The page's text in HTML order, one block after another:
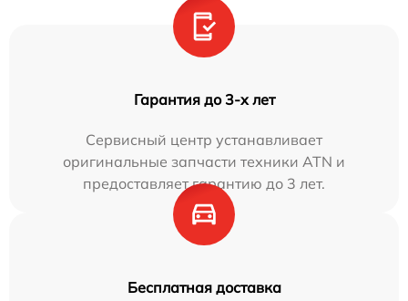
Гарантия до 3-х лет
Сервисный центр устанавливает
оригинальные запчасти техники ATN и
предоставляет гарантию до 3 лет.
Бесплатная доставка